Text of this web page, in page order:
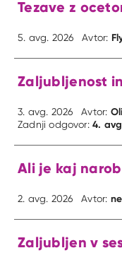
Tezave z
5. avg. 2026 Avtor:
Zaljubljenost
3. avg. 2026 Avtor: Oli
Zadnji odgovor:4.
Ali je kaj
2. avg. 2026 Avtor:
Zaljubljen v